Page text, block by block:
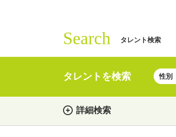
Search タレント検索
タレントを検索
詳細検索